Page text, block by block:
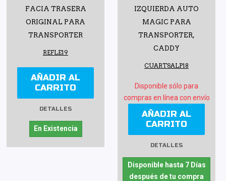
FACIA TRASERA
ORIGINAL PARA
TRANSPORTER
REFLE19
AÑADIR AL
CARRITO
DETALLES
En Existencia
IZQUIERDA AUTO
MAGIC PARA
TRANSPORTER,
CADDY
CUARTSALP18
Disponible sólo para
compras en línea con envío
AÑADIR AL
CARRITO
DETALLES
Disponible hasta 7 Días
después de tu compra